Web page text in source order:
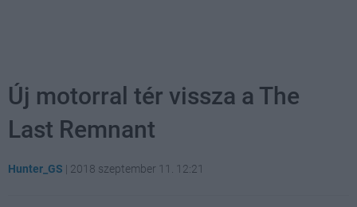
Új motorral tér vissza a The
Last Remnant
Hunter_GS | 2018 szeptember 11. 12:21